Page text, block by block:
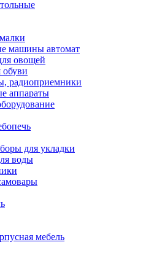
машины автомат
овощей
радиоприемники
аппараты
для укладки
воды
мебель